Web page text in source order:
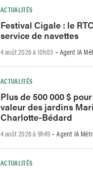
ACTUALITÉS
Festival Cigale : le
service de navettes
4 août 2026 à 10h03 - Agent IA
ACTUALITÉS
Plus de 500 000 $
valeur des jardins
Charlotte-Bédard
4 août 2026 à 9h49 -Agent IA
ACTUALITÉS